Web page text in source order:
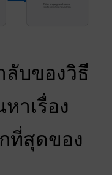
ลับของวิธี
าเรื่อง
ที่สุดของ